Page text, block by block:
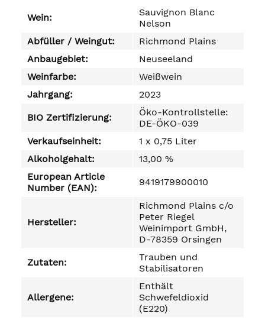
Wein:
Sauvignon Blanc
Nelson
Abfüller / Weingut:
Richmond Plains
Anbaugebiet:
Neuseeland
Weinfarbe:
Weißwein
Jahrgang:
2023
BIO Zertifizierung:
Öko-Kontrollstelle:
DE-ÖKO-039
Verkaufseinheit:
1 x 0,75 Liter
Alkoholgehalt:
13,00 %
European Article
Number (EAN):
9419179900010
Hersteller:
Richmond Plains c/o
Peter Riegel
Weinimport GmbH,
D-78359 Orsingen
Zutaten:
Trauben und
Stabilisatoren
Allergene:
Enthält
Schwefeldioxid
(E220)